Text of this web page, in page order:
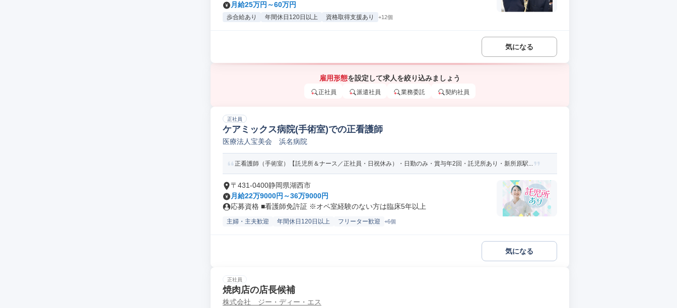
月給25万円～60万円
歩合給あり 年間休日120日以上 資格取得支援あり +12個
気になる
雇用形態を設定して求人を絞り込みましょう
正社員 派遣社員 業務委託 契約社員
正社員
ケアミックス病院(手術室)での正看護師
医療法人宝美会 浜名病院
正看護師（手術室）【託児所＆ナース／正社員・日祝休み）・日勤のみ・賞与年2回・託児所あり・新所原駅...
〒431-0400静岡県湖西市
月給22万9000円～36万9000円
応募資格 ■看護師免許証 ※オペ室経験のない方は臨床5年以上
主婦・主夫歓迎 年間休日120日以上 フリーター歓迎 +6個
気になる
正社員
焼肉店の店長候補
株式会社 ジー・ディー・エス